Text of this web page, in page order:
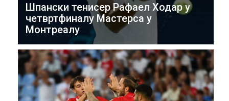
Шпански тенисер Рафаел Ходар у
четвртфиналу Мастерса у
Монтреалу